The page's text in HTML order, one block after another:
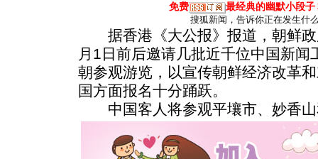
免费 最经典的幽默小段子
搜狐新闻，告诉你正在发生什
据香港《大公报》报道，朝鲜政
月1日前后邀请几批近千位中国新
朝参观游览，以宣传朝鲜经济改革
国方面报名十分踊跃。
中国客人将参观平壤市、妙香山